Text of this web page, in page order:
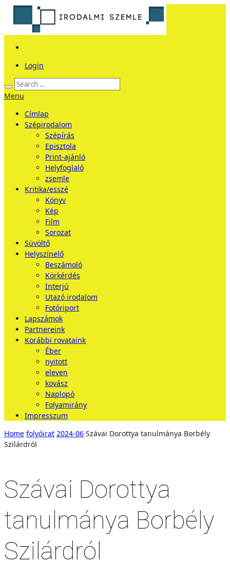
Login
Menu
Címlap
Szépirodalom
Szépírás
Episztola
Print-ajánló
Helyfoglaló
zsemle
Kritika/esszé
Könyv
Kép
Film
Sorozat
Süvöltő
Helyszínelő
Beszámoló
Körkérdés
Interjú
Utazó irodalom
Fotóriport
Lapszámok
Partnereink
Korábbi rovataink
Éber
nyitott
eleven
kovász
Naplopó
Folyamirány
Impresszum
Home folyóirat 2024-06 Szávai Dorottya tanulmánya Borbély
Szilárdról
Szávai Dorottya
tanulmánya Borbély
Szilárdról